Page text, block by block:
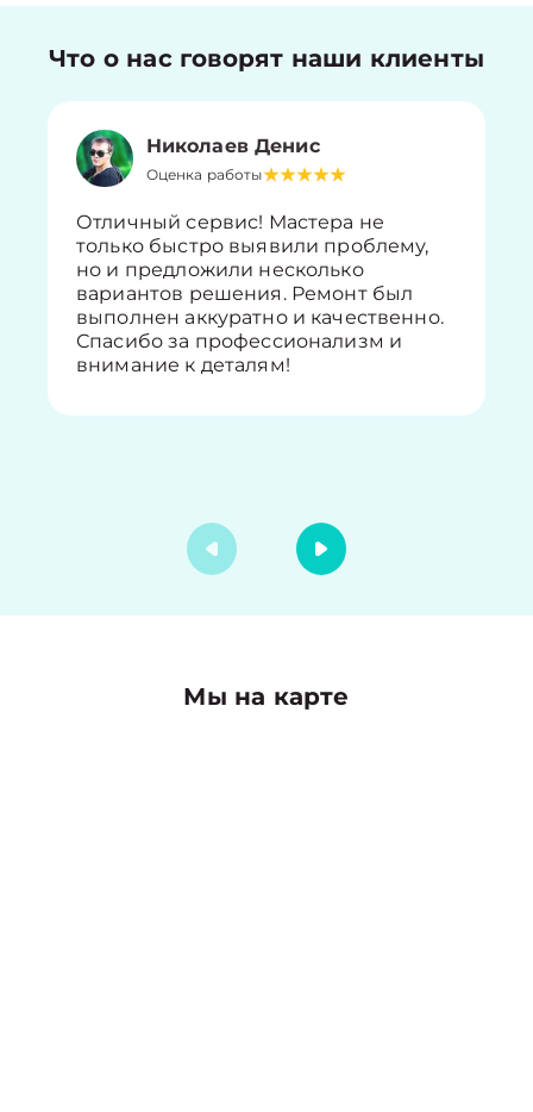
Что о нас говорят наши клиенты
Николаев Денис
Оценка работы
Отличный сервис! Мастера не
только быстро выявили проблему,
но и предложили несколько
вариантов решения. Ремонт был
выполнен аккуратно и качественно.
Спасибо за профессионализм и
внимание к деталям!
Мы на карте